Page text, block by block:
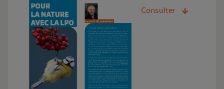
Consulter